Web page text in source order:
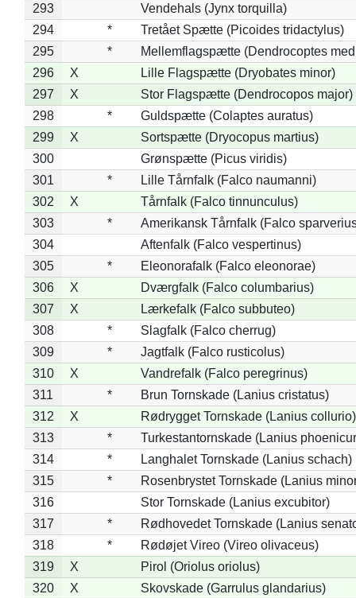
293
Vendehals (Jynx torquilla)
294
*
Tretået Spætte (Picoides tridactylus)
295
*
Mellemflagspætte (Dendrocoptes
296
X
Lille Flagspætte (Dryobates minor)
297
X
Stor Flagspætte (Dendrocopos major)
298
*
Guldspætte (Colaptes auratus)
299
X
Sortspætte (Dryocopus martius)
300
Grønspætte (Picus viridis)
301
*
Lille Tårnfalk (Falco naumanni)
302
X
Tårnfalk (Falco tinnunculus)
303
*
Amerikansk Tårnfalk (Falco
304
Aftenfalk (Falco vespertinus)
305
*
Eleonorafalk (Falco eleonorae)
306
X
Dværgfalk (Falco columbarius)
307
X
Lærkefalk (Falco subbuteo)
308
*
Slagfalk (Falco cherrug)
309
*
Jagtfalk (Falco rusticolus)
310
X
Vandrefalk (Falco peregrinus)
311
*
Brun Tornskade (Lanius cristatus)
312
X
Rødrygget Tornskade (Lanius collurio)
313
*
Turkestantornskade (Lanius
314
*
Langhalet Tornskade (Lanius schach)
315
*
Rosenbrystet Tornskade (Lanius
316
Stor Tornskade (Lanius excubitor)
317
*
Rødhovedet Tornskade (Lanius
318
*
Rødøjet Vireo (Vireo olivaceus)
319
X
Pirol (Oriolus oriolus)
320
X
Skovskade (Garrulus glandarius)